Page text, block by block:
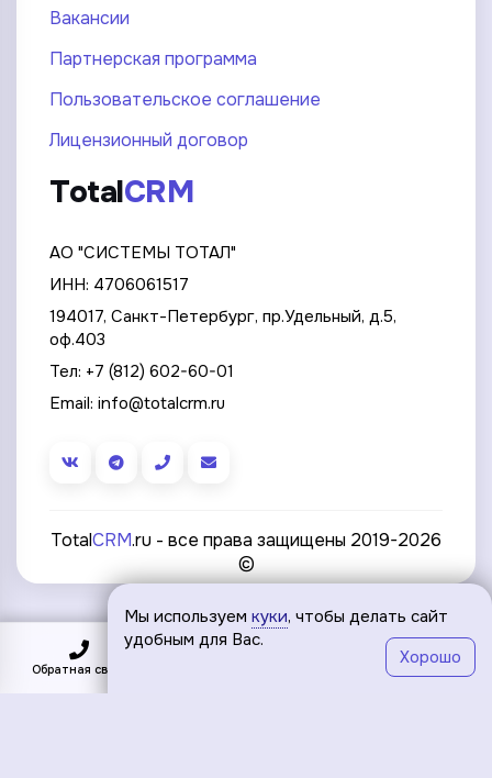
Обратная связь Меню
Вакансии
Партнерская программа
Пользовательское соглашение
Лицензионный договор
TotalCRM
АО "СИСТЕМЫ ТОТАЛ"
ИНН: 4706061517
194017, Санкт-Петербург, пр.Удельный, д.5,
оф.403
Тел: +7 (812) 602-60-01
Email: info@totalcrm.ru
TotalCRM.ru - все права защищены 2019-2026
©
Мы используем куки, чтобы делать сайт
удобным для Вас.
Хорошо